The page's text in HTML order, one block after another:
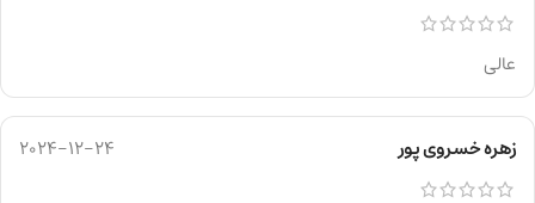
عالی
زهره خسروی پور 2024-12-24